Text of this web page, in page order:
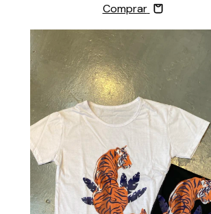
Comprar